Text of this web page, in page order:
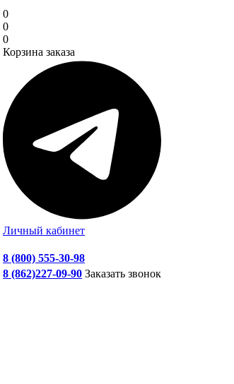
0
0
0
Корзина заказа
Личный кабинет
8 (800) 555-30-98
8 (862)227-09-90 Заказать звонок